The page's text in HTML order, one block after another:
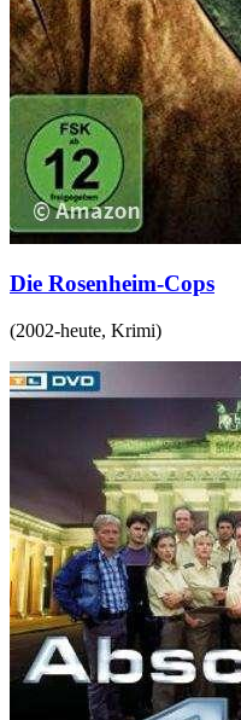
Die Rosenheim-Cops
(2002-heute, Krimi)